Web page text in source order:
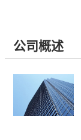
公司概述